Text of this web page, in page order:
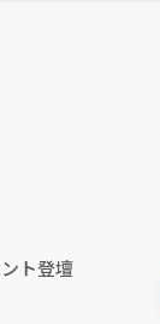
ト登壇